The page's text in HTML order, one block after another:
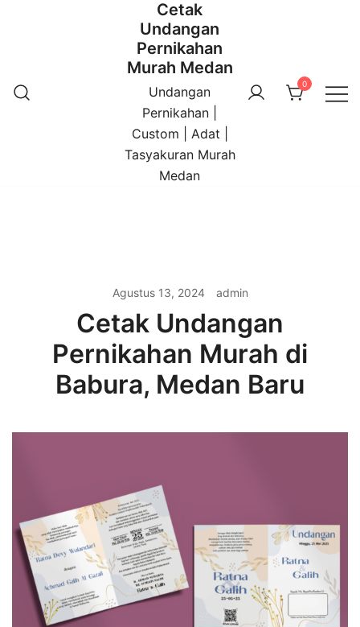
Cetak
Undangan
Pernikahan
Murah Medan
Undangan
Pernikahan |
Custom | Adat |
Tasyakuran Murah
Medan
0
Agustus 13, 2024 admin
Cetak Undangan
Pernikahan Murah di
Babura, Medan Baru